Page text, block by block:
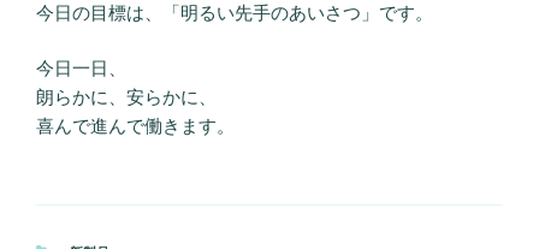
今日の目標は、「明るい先手のあいさつ」です。
今日一日、
朗らかに、安らかに、
喜んで進んで働きます。